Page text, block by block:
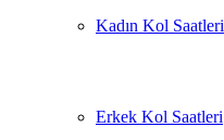
Kadın Kol Saatleri
Erkek Kol Saatleri